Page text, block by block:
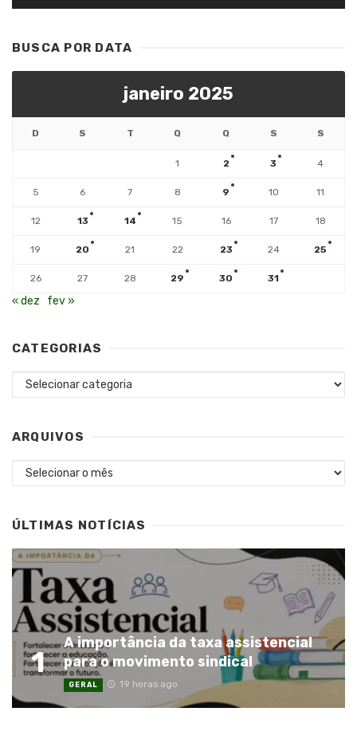
BUSCA POR DATA
janeiro 2025
D S T Q Q S S
1 2 3 4
5 6 7 8 9 10 11
12 13 14 15 16 17 18
19 20 21 22 23 24 25
26 27 28 29 30 31
« dez fev »
CATEGORIAS
Categorias
ARQUIVOS
Arquivos
ÚLTIMAS NOTÍCIAS
1
A importância da taxa assistencial
para o movimento sindical
GERAL 19 horas ago